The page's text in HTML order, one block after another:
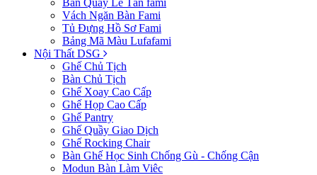
Bàn Quầy Lễ Tân fami
Vách Ngăn Bàn Fami
Tủ Đựng Hồ Sơ Fami
Bảng Mã Màu Lufafami
Nội Thất DSG
Ghế Chủ Tịch
Bàn Chủ Tịch
Ghế Xoay Cao Cấp
Ghế Họp Cao Cấp
Ghế Pantry
Ghế Quầy Giao Dịch
Ghế Rocking Chair
Bàn Ghế Học Sinh Chống Gù - Chống Cận
Modun Bàn Làm Viêc